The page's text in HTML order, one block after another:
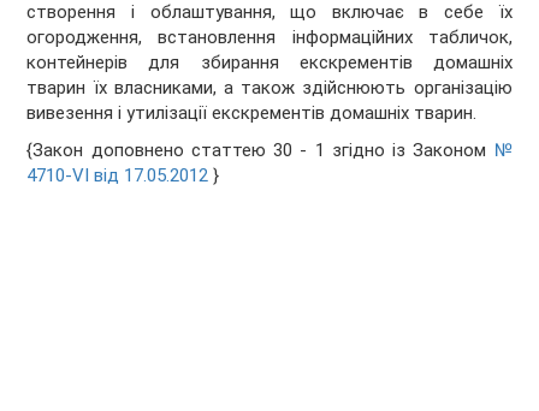
створення і облаштування, що включає в себе їх
огородження, встановлення інформаційних табличок,
контейнерів для збирання екскрементів домашніх
тварин їх власниками, а також здійснюють організацію
вивезення і утилізації екскрементів домашніх тварин.
{Закон доповнено статтею 30 - 1 згідно із Законом №
4710-VI від 17.05.2012 }